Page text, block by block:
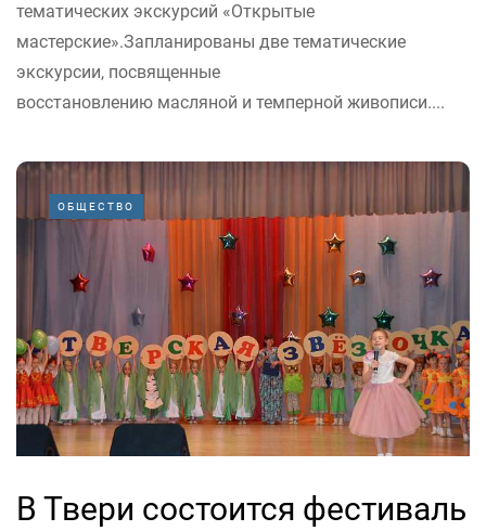
тематических экскурсий «Открытые
мастерские».Запланированы две тематические
экскурсии, посвященные
восстановлению масляной и темперной живописи....
ОБЩЕСТВО
В Твери состоится фестиваль